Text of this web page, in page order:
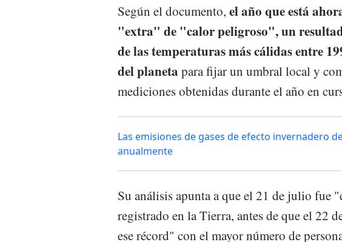
Según el documento, el año que está
"extra" de "calor peligroso", un
de las temperaturas más cálidas entre
del planeta para fijar un umbral local y
mediciones obtenidas durante el año en
Las emisiones de gases de efecto invernadero
anualmente
Su análisis apunta a que el 21 de julio fue
registrado en la Tierra, antes de que el 22
ese récord" con el mayor número de